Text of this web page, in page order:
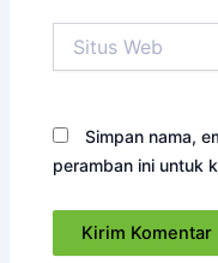
Web
Simpan nama,
peramban ini untuk